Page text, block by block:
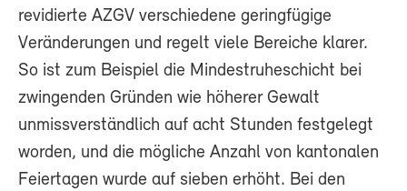
revidierte AZGV verschiedene geringfügige
Veränderungen und regelt viele Bereiche klarer.
So ist zum Beispiel die Mindestruheschicht bei
zwingenden Gründen wie höherer Gewalt
unmissverständlich auf acht Stunden festgelegt
worden, und die mögliche Anzahl von kantonalen
Feiertagen wurde auf sieben erhöht. Bei den